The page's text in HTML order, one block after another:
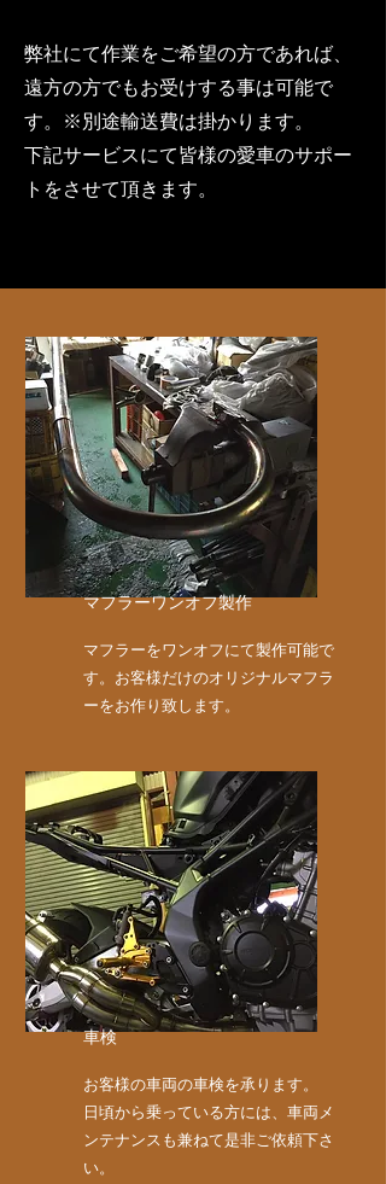
弊社にて作業をご希望の方であれば、
遠方の方でもお受けする事は可能で
す。※別途輸送費は掛かります。
下記サービスにて皆様の愛車のサポー
トをさせて頂きます。
マフラーワンオフ製作
マフラーをワンオフにて製作可能で
す。お客様だけのオリジナルマフラ
ーをお作り致します。
車検
お客様の車両の車検を承ります。
​日頃から乗っている方には、車両メ
ンテナンスも兼ねて是非ご依頼下さ
い。